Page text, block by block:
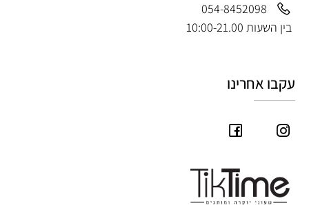
054-8452098
בין השעות 10:00-21.00
עקבו אחרינו